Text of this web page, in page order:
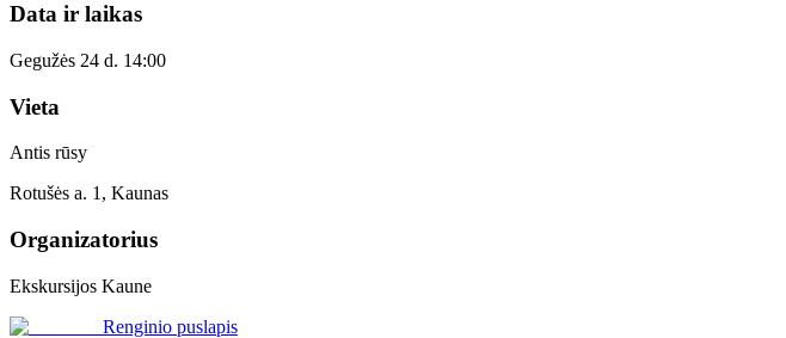
Data ir laikas
Gegužės 24 d. 14:00
Vieta
Antis rūsy
Rotušės a. 1, Kaunas
Organizatorius
Ekskursijos Kaune
Renginio puslapis